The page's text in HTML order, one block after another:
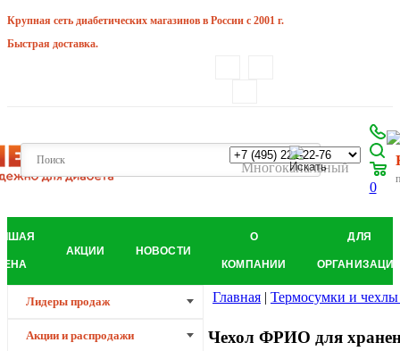
Крупная сеть диабетических магазинов в России с 2001 г.
Быстрая доставка.
Многоканальный
0
АКЦИИ НОВОСТИ
О
КОМПАНИИ
ДЛЯ
Лидеры продаж
Акции и распродажи
Главная | Термосумки и
Чехол ФРИО для